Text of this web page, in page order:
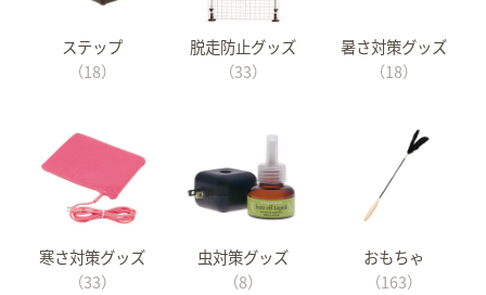
ステップ
（18）
脱走防止グッズ
（33）
暑さ対策グッズ
（18）
寒さ対策グッズ
（33）
虫対策グッズ
（8）
おもちゃ
（163）